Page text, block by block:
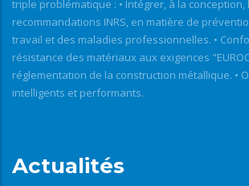
triple problématique : • Intégrer, à la conception,
recommandations INRS, en matière de
travail et des maladies professionnelles. •
résistance des matériaux aux exigences
réglementation de la construction métallique. •
intelligents et performants.
Actualités